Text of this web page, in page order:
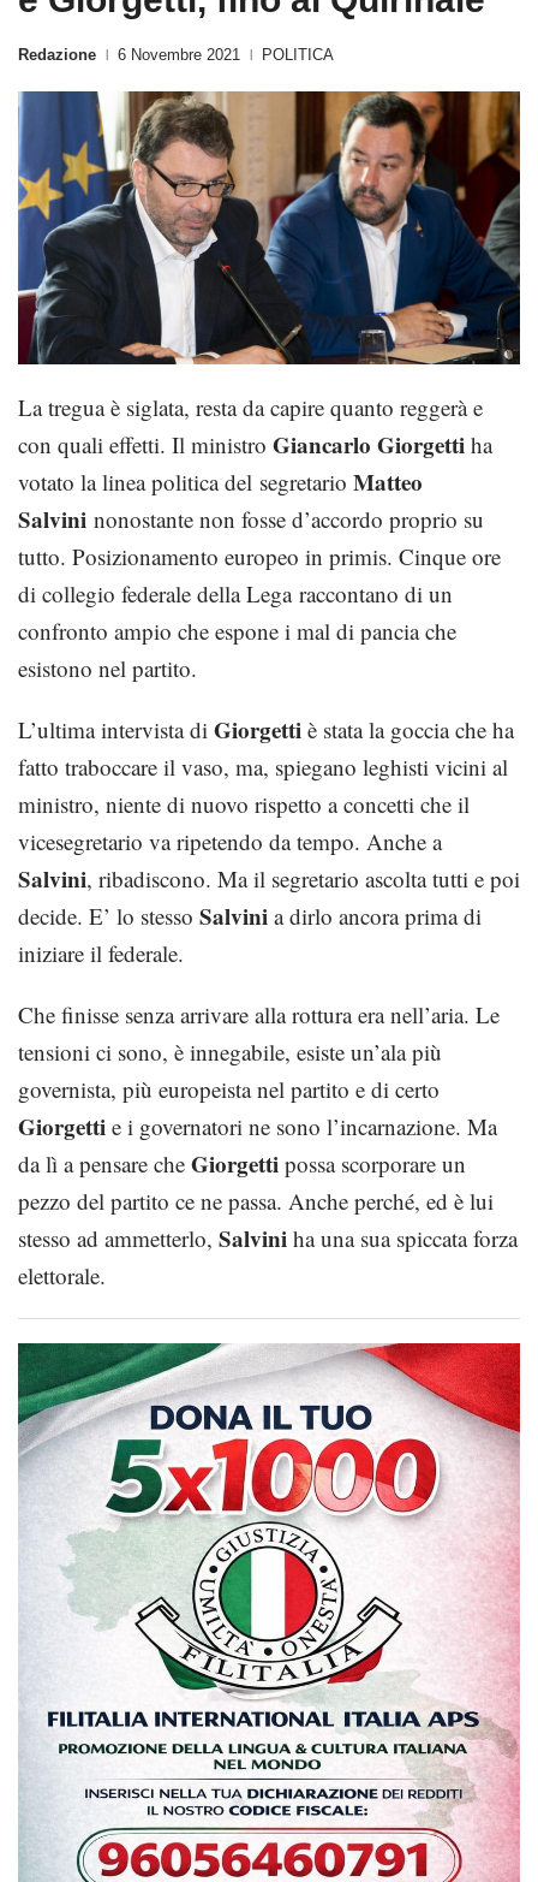
Redazione 6 Novembre 2021 POLITICA
La tregua è siglata, resta da capire quanto reggerà e
con quali effetti. Il ministro Giancarlo Giorgetti ha
votato la linea politica del segretario Matteo
Salvini nonostante non fosse d’accordo proprio su
tutto. Posizionamento europeo in primis. Cinque ore
di collegio federale della Lega raccontano di un
confronto ampio che espone i mal di pancia che
esistono nel partito.
L’ultima intervista di Giorgetti è stata la goccia che ha
fatto traboccare il vaso, ma, spiegano leghisti vicini al
ministro, niente di nuovo rispetto a concetti che il
vicesegretario va ripetendo da tempo. Anche a
Salvini, ribadiscono. Ma il segretario ascolta tutti e poi
decide. E’ lo stesso Salvini a dirlo ancora prima di
iniziare il federale.
Che finisse senza arrivare alla rottura era nell’aria. Le
tensioni ci sono, è innegabile, esiste un’ala più
governista, più europeista nel partito e di certo
Giorgetti e i governatori ne sono l’incarnazione. Ma
da lì a pensare che Giorgetti possa scorporare un
pezzo del partito ce ne passa. Anche perché, ed è lui
stesso ad ammetterlo, Salvini ha una sua spiccata forza
elettorale.